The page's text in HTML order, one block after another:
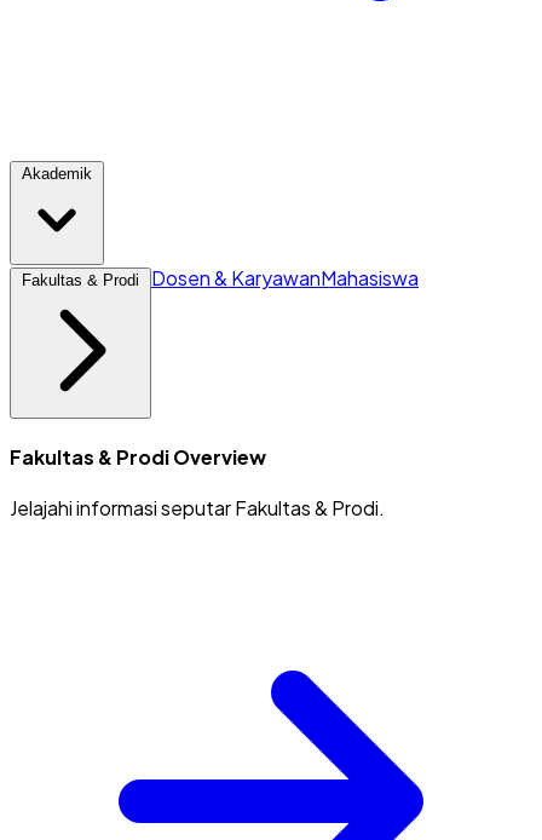
Dosen & KaryawanMahasiswa
Fakultas & Prodi Overview
Jelajahi informasi seputar Fakultas & Prodi.